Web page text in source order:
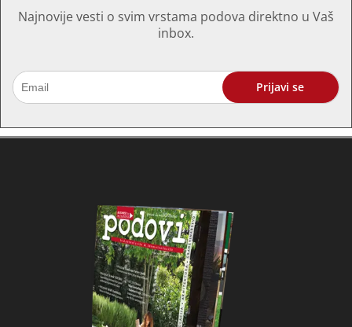
Najnovije vesti o svim vrstama podova direktno u Vaš
inbox.